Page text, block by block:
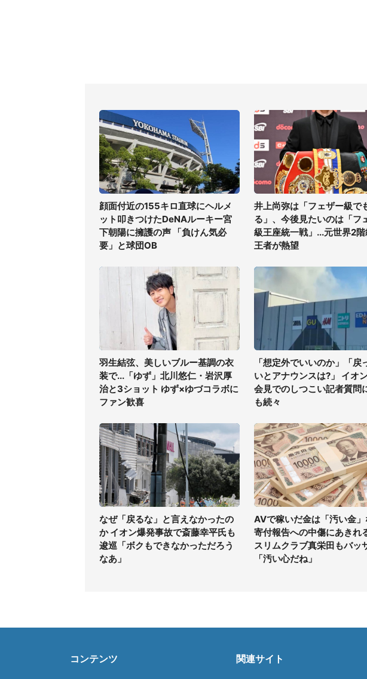
顔面付近の155キロ直球にヘルメ
ット叩きつけたDeNAルーキー宮
下朝陽に擁護の声 「負けん気必
要」と球団OB
井上尚弥は「フェザー級で
る」、今後見たいのは「フ
級王座統一戦」...元世界2
王者が熱望
羽生結弦、美しいブルー基調の衣
装で...「ゆず」北川悠仁・岩沢厚
治と3ショット ゆず×ゆづコラボに
ファン歓喜
「想定外でいいのか」「戻
いとアナウンスは?」 イオ
会見でのしつこい記者質問
も続々
なぜ「戻るな」と言えなかったの
か イオン爆発事故で斎藤幸平氏も
逡巡「ボクもできなかっただろう
なあ」
AVで稼いだ金は「汚い金
寄付報告への中傷にあきれ
スリムクラブ真栄田もバッ
「汚い心だね」
コンテンツ 関連サイト